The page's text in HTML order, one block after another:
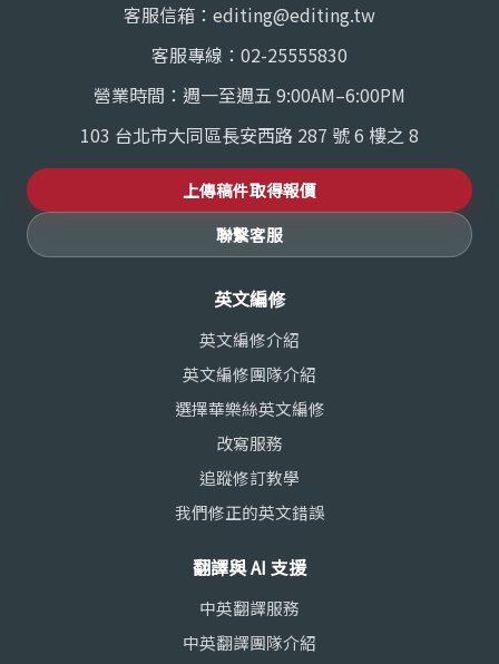
客服信箱： editing@editing.tw
客服專線： 02-25555830
營業時間：週一至週五 9:00AM–6:00PM
103 台北市大同區長安西路 287 號 6 樓之 8
上傳稿件取得報價
聯繫客服
英文編修
英文編修介紹
英文編修團隊介紹
選擇華樂絲英文編修
改寫服務
追蹤修訂教學
我們修正的英文錯誤
翻譯與 AI 支援
中英翻譯服務
中英翻譯團隊介紹